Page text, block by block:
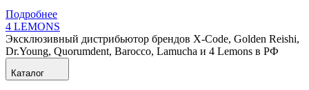
Подробнее
4 LEMONS
Эксклюзивный дистрибьютор брендов X-Code, Golden Reishi,
Dr.Young, Quorumdent, Barocco, Lamucha и 4 Lemons в РФ
Каталог